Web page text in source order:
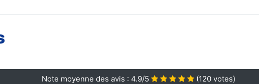
Note moyenne des avis : 4.9/5 (120 votes)